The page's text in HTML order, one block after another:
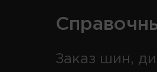
Заказ шин,